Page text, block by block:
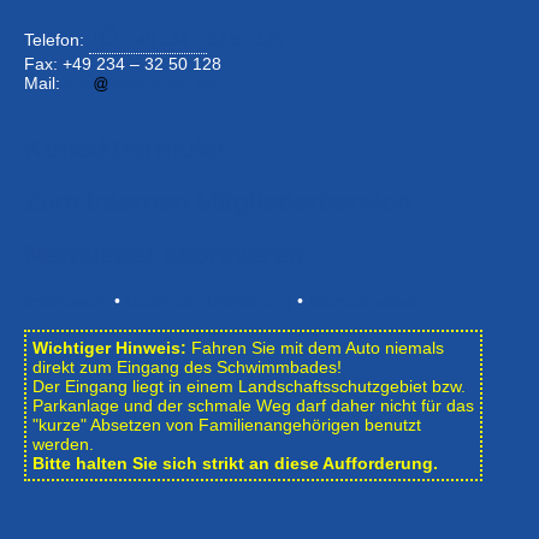
Telefon:
Fax: +49 234 – 32 50 128
Mail:
• •
Wichtiger Hinweis: Fahren Sie mit dem Auto niemals
direkt zum Eingang des Schwimmbades!
Der Eingang liegt in einem Landschafts­schutzgebiet bzw.
Park­anlage und der schmale Weg darf daher nicht für das
"kurze" Absetzen von Familienangehörigen benutzt
werden.
Bitte halten Sie sich strikt an diese Aufforderung.